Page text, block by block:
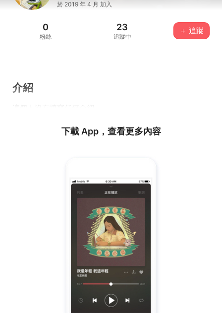
於 2019 年 4 月 加入
0
粉絲
23
追蹤中
＋ 追蹤
介紹
下載 App，查看更多內容